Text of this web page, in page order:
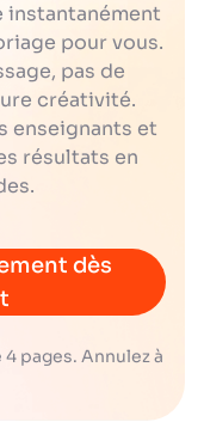
instantanément
pour vous.
pas de
créativité.
enseignants et
résultats en
dès
pages. Annulez à